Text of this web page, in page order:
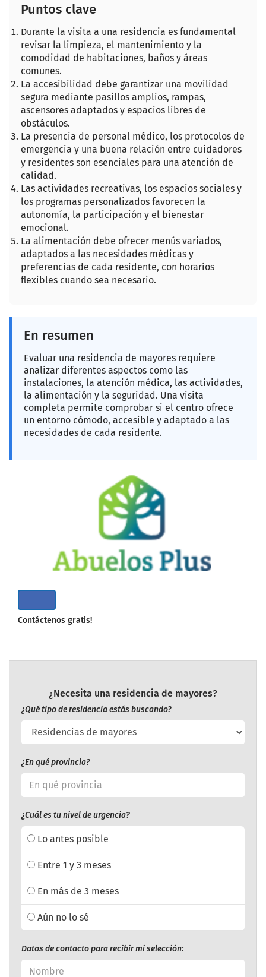
Puntos clave
Durante la visita a una residencia es fundamental
revisar la limpieza, el mantenimiento y la
comodidad de habitaciones, baños y áreas
comunes.
La accesibilidad debe garantizar una movilidad
segura mediante pasillos amplios, rampas,
ascensores adaptados y espacios libres de
obstáculos.
La presencia de personal médico, los protocolos de
emergencia y una buena relación entre cuidadores
y residentes son esenciales para una atención de
calidad.
Las actividades recreativas, los espacios sociales y
los programas personalizados favorecen la
autonomía, la participación y el bienestar
emocional.
La alimentación debe ofrecer menús variados,
adaptados a las necesidades médicas y
preferencias de cada residente, con horarios
flexibles cuando sea necesario.
En resumen
Evaluar una residencia de mayores requiere
analizar diferentes aspectos como las
instalaciones, la atención médica, las actividades,
la alimentación y la seguridad. Una visita
completa permite comprobar si el centro ofrece
un entorno cómodo, accesible y adaptado a las
necesidades de cada residente.
Contáctenos gratis!
¿Necesita una residencia de mayores?
¿Qué tipo de residencia estás buscando?
¿En qué provincia?
¿Cuál es tu nivel de urgencia?
Lo antes posible
Entre 1 y 3 meses
En más de 3 meses
Aún no lo sé
Datos de contacto para recibir mi selección: